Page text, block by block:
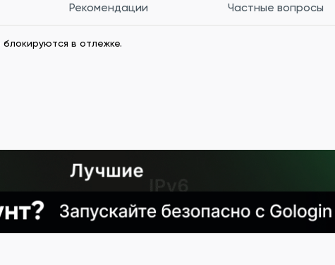
Рекомендации Частные вопросы
в отлежке.